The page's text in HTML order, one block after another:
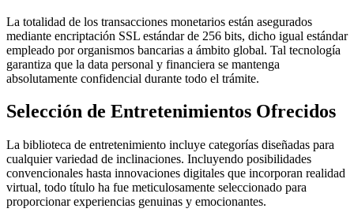
La totalidad de los transacciones monetarios están asegurados
mediante encriptación SSL estándar de 256 bits, dicho igual estándar
empleado por organismos bancarias a ámbito global. Tal tecnología
garantiza que la data personal y financiera se mantenga
absolutamente confidencial durante todo el trámite.
Selección de Entretenimientos Ofrecidos
La biblioteca de entretenimiento incluye categorías diseñadas para
cualquier variedad de inclinaciones. Incluyendo posibilidades
convencionales hasta innovaciones digitales que incorporan realidad
virtual, todo título ha fue meticulosamente seleccionado para
proporcionar experiencias genuinas y emocionantes.